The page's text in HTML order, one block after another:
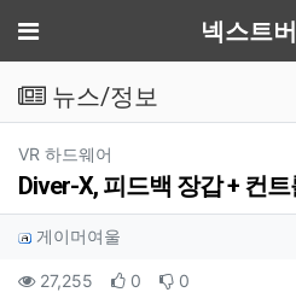
메뉴 넥스트
뉴스/정보
VR 하드웨어
Diver-X, 피드백 장갑 + 컨
작성자 정보
게이머여울
컨텐츠 정보
27,255 조회 0 추천 0